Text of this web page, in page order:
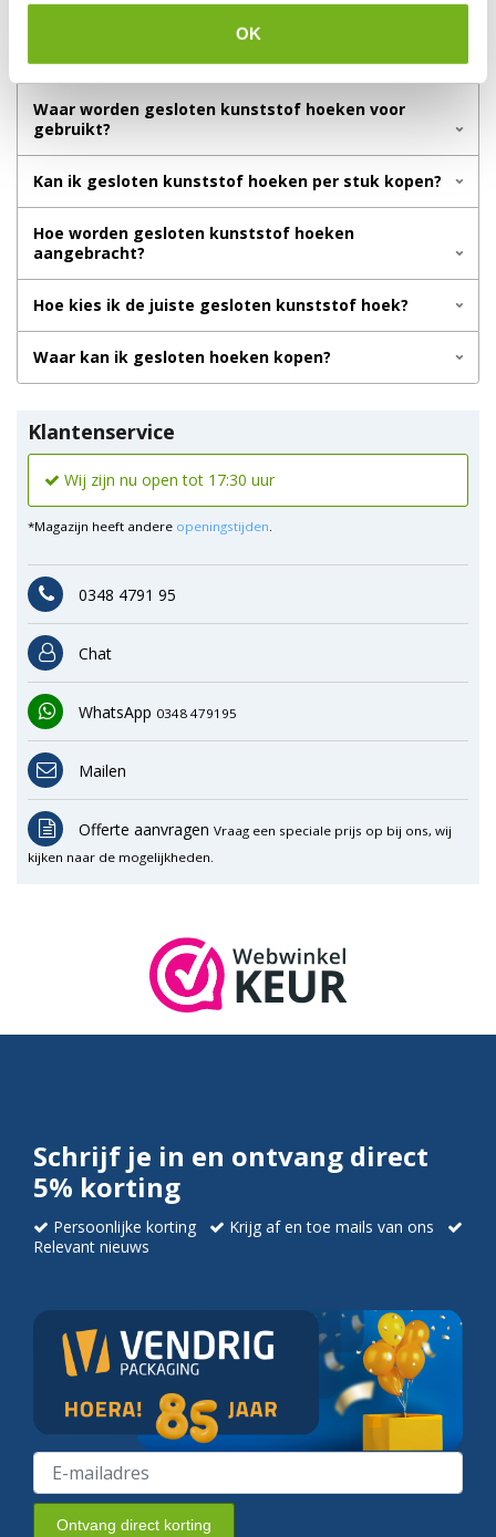
OK
Waar worden gesloten kunststof hoeken voor
gebruikt?
Kan ik gesloten kunststof hoeken per stuk kopen?
Hoe worden gesloten kunststof hoeken
aangebracht?
Hoe kies ik de juiste gesloten kunststof hoek?
Waar kan ik gesloten hoeken kopen?
Klantenservice
Wij zijn nu open tot 17:30 uur
*Magazijn heeft andere openingstijden.
0348 4791 95
Chat
WhatsApp 0348 479195
Mailen
Offerte aanvragen Vraag een speciale prijs op bij ons, wij
kijken naar de mogelijkheden.
Schrijf je in en ontvang direct
5% korting
Persoonlijke korting
Krijg af en toe mails van ons
Relevant nieuws
Ontvang direct korting